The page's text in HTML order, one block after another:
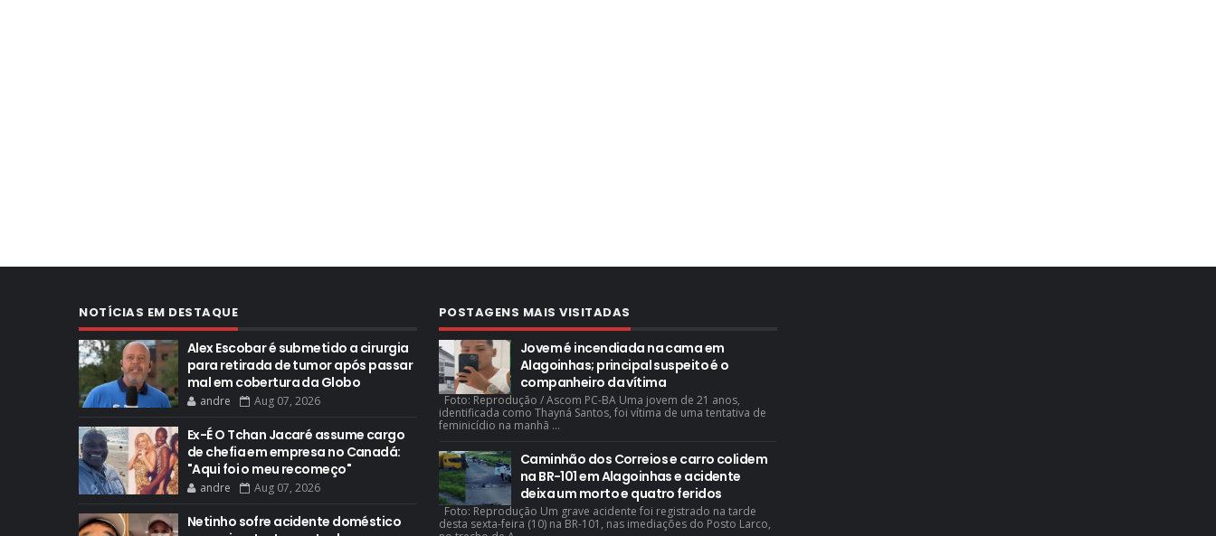
NOTÍCIAS EM DESTAQUE
Alex Escobar é submetido a cirurgia
para retirada de tumor após passar
mal em cobertura da Globo
andre Aug 07, 2026
Ex-É O Tchan Jacaré assume cargo
de chefia em empresa no Canadá:
"Aqui foi o meu recomeço"
andre Aug 07, 2026
Netinho sofre acidente doméstico
POSTAGENS MAIS VISITADAS
Jovem é incendiada na cama em
Alagoinhas; principal suspeito é o
companheiro da vítima
Foto: Reprodução / Ascom PC-BA Uma jovem de 21 anos,
identificada como Thayná Santos, foi vítima de uma tentativa de
feminicídio na manhã ...
Caminhão dos Correios e carro colidem
na BR-101 em Alagoinhas e acidente
deixa um morto e quatro feridos
Foto: Reprodução Um grave acidente foi registrado na tarde
desta sexta-feira (10) na BR-101, nas imediações do Posto Larco,